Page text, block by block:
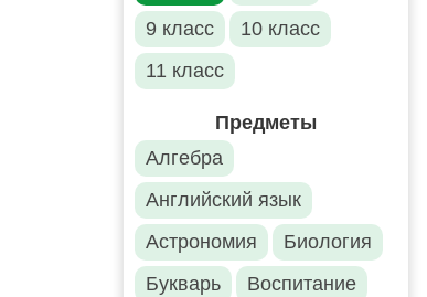
9 класс
10 класс
11 класс
Предметы
Алгебра
Английский язык
Астрономия
Биология
Букварь
Воспитание